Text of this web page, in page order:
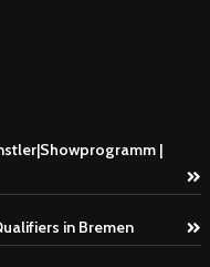
|
in Bremen